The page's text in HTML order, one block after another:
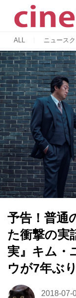
ALL ニュース
予告！普通
た衝撃の実
実』キム・
ウが7年ぶ
2018-07-